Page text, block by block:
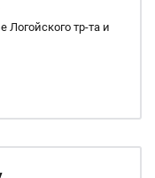
Логойского тр-та и